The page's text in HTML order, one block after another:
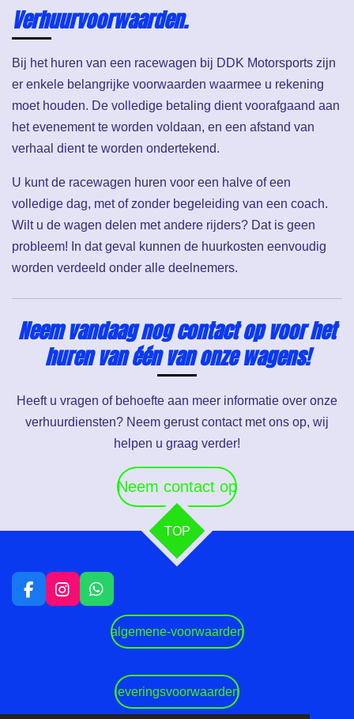
Verhuurvoorwaarden.
Bij het huren van een racewagen bij DDK Motorsports zijn
er enkele belangrijke voorwaarden waarmee u rekening
moet houden. De volledige betaling dient voorafgaand aan
het evenement te worden voldaan, en een afstand van
verhaal dient te worden ondertekend.
U kunt de racewagen huren voor een halve of een
volledige dag, met of zonder begeleiding van een coach.
Wilt u de wagen delen met andere rijders? Dat is geen
probleem! In dat geval kunnen de huurkosten eenvoudig
worden verdeeld onder alle deelnemers.
Neem vandaag nog contact op voor het
huren van één van onze wagens!
Heeft u vragen of behoefte aan meer informatie over onze
verhuurdiensten? Neem gerust contact met ons op, wij
helpen u graag verder!
Neem contact op
TOP
F
a
I
n
m
W
h
algemene-voorwaarden
leveringsvoorwaarden